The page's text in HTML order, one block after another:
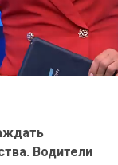
Водители